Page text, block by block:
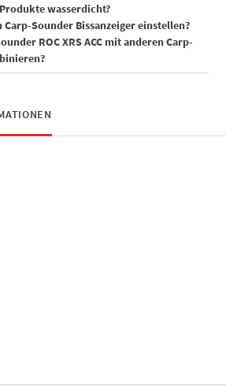
wasserdicht?
Carp-Sounder Bissanzeiger einstellen?
ROC XRS ACC mit anderen Carp-